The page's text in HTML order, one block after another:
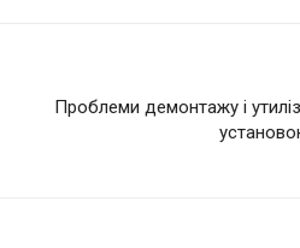
Проблеми демонтажу і